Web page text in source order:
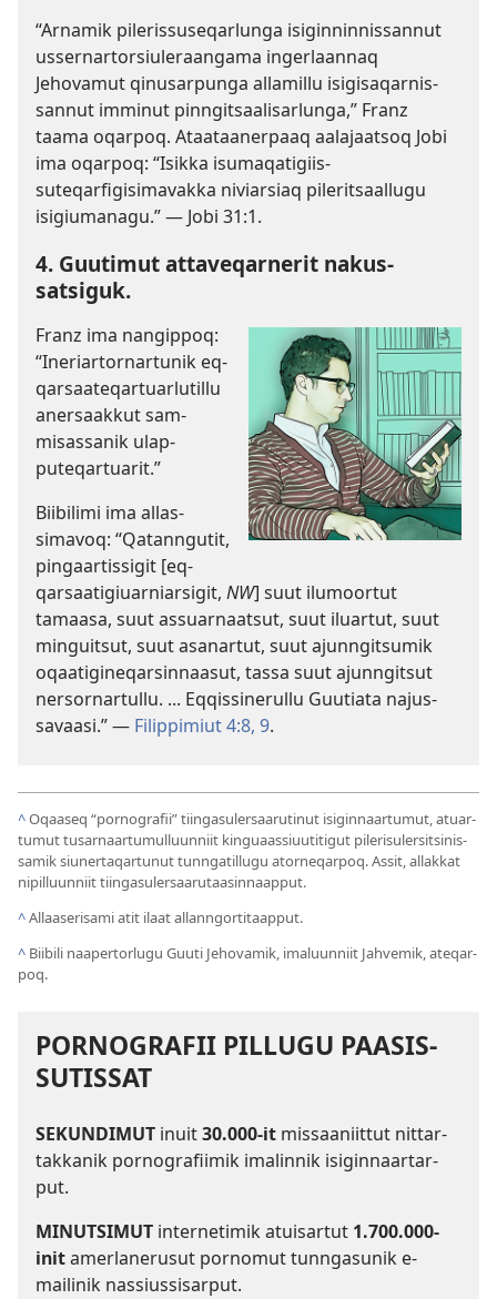
“Ar­namik pileris­suseqarlunga isigin­nin­nis­san­nut
us­ser­nar­torsiuleraangama ingerlaan­naq
Jehovamut qinusar­punga al­lamil­lu isigisaqar­nis­
san­nut im­minut pin­ngitsaa­lisarlunga,” Franz
taama oqar­poq. Ataataaner­paaq aalajaatsoq Jobi
ima oqar­poq: “Isik­ka isumaqatigiis­
suteqarfigisimavak­ka niviarsiaq pileritsaal­lugu
isigiumanagu.” — Jobi 31:1.
4. Guutimut at­taveqar­nerit nakus­
satsiguk.
Franz ima nangip­poq:
“Ineriar­tor­nar­tunik eq­
qarsaateqar­tuarlutil­lu
anersaak­kut sam­
misas­sanik ulap­
puteqar­tuarit.”
Biibilimi ima al­las­
simavoq: “Qatan­ngutit,
pingaar­tis­sigit [eq­
qarsaatigiuar­niarsigit, NW] suut ilumoor­tut
tamaasa, suut as­suar­naatsut, suut iluar­tut, suut
minguitsut, suut asanar­tut, suut ajun­ngitsumik
oqaatigi­neqarsin­naasut, tas­sa suut ajun­ngitsut
nersor­nar­tul­lu. ... Eq­qis­sinerul­lu Guutiata najus­
savaasi.” — Filip­pimiut 4:8, 9.
^Oqaaseq “por­nografii” tiingasulersaarutinut isigin­naar­tumut, atuar­
tumut tusar­naar­tumul­luun­niit kinguaas­siuutitigut pilerisulersitsinis­
samik siuner­taqar­tunut tun­ngatil­lugu ator­neqar­poq. As­sit, al­lak­kat
nipil­luun­niit tiingasulersaarutaasin­naap­put.
^Al­laaserisami atit ilaat al­lan­ngor­titaap­put.
^ Biibili naaper­torlugu Guuti Jehovamik, imaluun­niit Jahvemik, ateqar­
poq.
POR­NOGRAFII PIL­LUGU PAASIS­
SUTIS­SAT
SEKUNDIMUT inuit30.000-it mis­saaniit­tut nit­tar­
tak­kanik por­nografiimik imalin­nik isigin­naar­tar­
put.
MINUTSIMUT inter­netimik atuisar­tut 1.700.000-
initamerlanerusut por­nomut tun­ngasunik e-
mailinik nas­sius­sisar­put.